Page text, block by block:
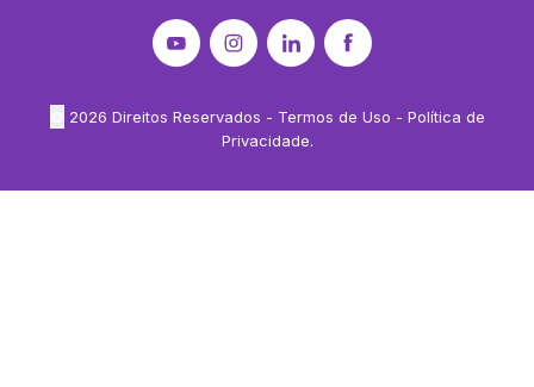
2026 Direitos Reservados - Termos de Uso - Política de
Privacidade.